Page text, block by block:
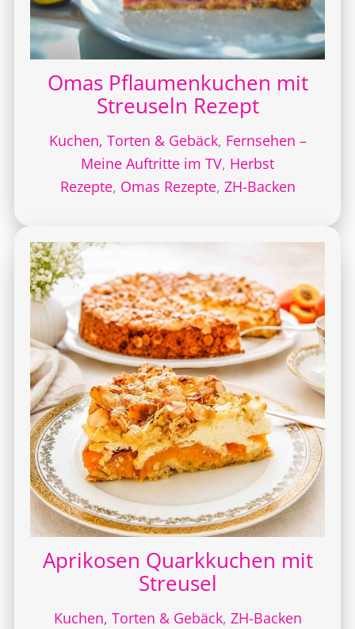
Omas Pflaumenkuchen mit
Streuseln Rezept
Kuchen, Torten & Gebäck, Fernsehen –
Meine Auftritte im TV, Herbst
Rezepte, Omas Rezepte, ZH-Backen
Aprikosen Quarkkuchen mit
Streusel
Kuchen, Torten & Gebäck, ZH-Backen